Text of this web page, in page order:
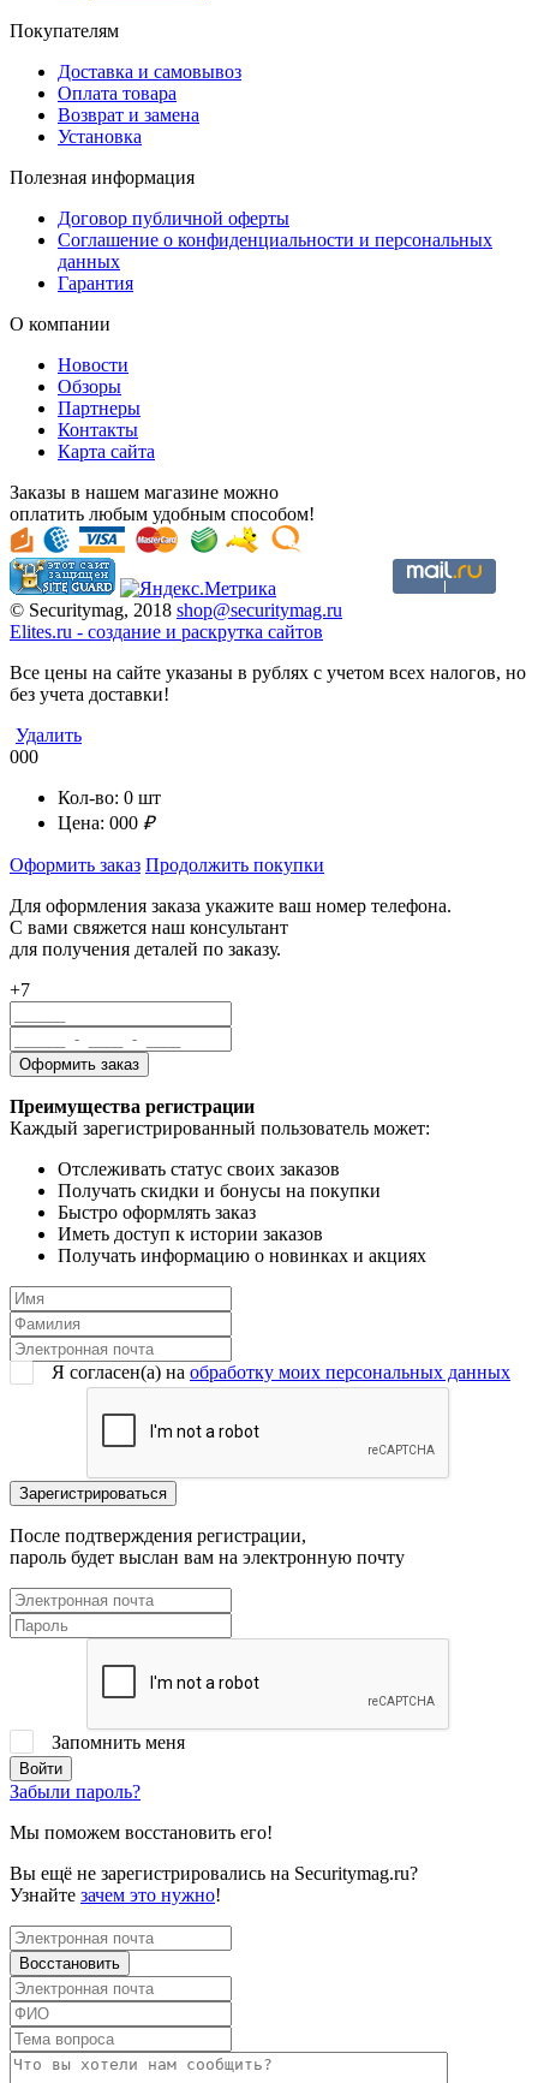
Покупателям
Доставка и самовывоз
Оплата товара
Возврат и замена
Установка
Полезная информация
Договор публичной оферты
Соглашение о конфиденциальности и персональных
данных
Гарантия
О компании
Новости
Обзоры
Партнеры
Контакты
Карта сайта
Заказы в нашем магазине можно
оплатить любым удобным способом!
© Securitymag, 2018 shop@securitymag.ru
Elites.ru - cоздание и раскрутка сайтов
Все цены на сайте указаны в рублях с учетом всех налогов, но
без учета доставки!
Удалить
000
Кол-во: 0 шт
Цена: 000 ₽
Оформить заказ Продолжить покупки
Для оформления заказа укажите ваш номер телефона.
С вами свяжется наш консультант
для получения деталей по заказу.
+7
Преимущества регистрации
Каждый зарегистрированный пользователь может:
Отслеживать статус своих заказов
Получать скидки и бонусы на покупки
Быстро оформлять заказ
Иметь доступ к истории заказов
Получать информацию о новинках и акциях
Я согласен(a) на обработку моих персональных данных
После подтверждения регистрации,
пароль будет выслан вам на электронную почту
Запомнить меня
Забыли пароль?
Мы поможем восстановить его!
Вы ещё не зарегистрировались на Securitymag.ru?
Узнайте зачем это нужно!